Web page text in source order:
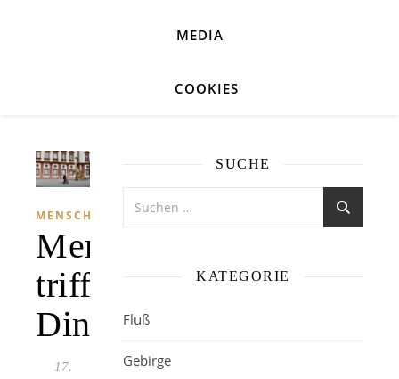
MEDIA
COOKIES
MENSCHEN
Mensch
trifft
Dinosaurier
17.
SUCHE
KATEGORIE
Fluß
Gebirge